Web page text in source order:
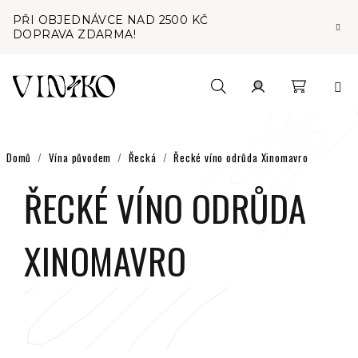
obsah
PŘI OBJEDNÁVCE NAD 2500 KČ
DOPRAVA ZDARMA!
košík
Domů / Vína původem / Řecká / Řecké víno odrůda Xinomavro
ŘECKÉ VÍNO ODRŮDA
XINOMAVRO